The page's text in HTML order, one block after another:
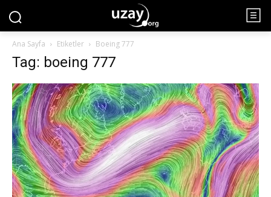
Ana Sayfa Etiketler Boeing 777
Tag: boeing 777